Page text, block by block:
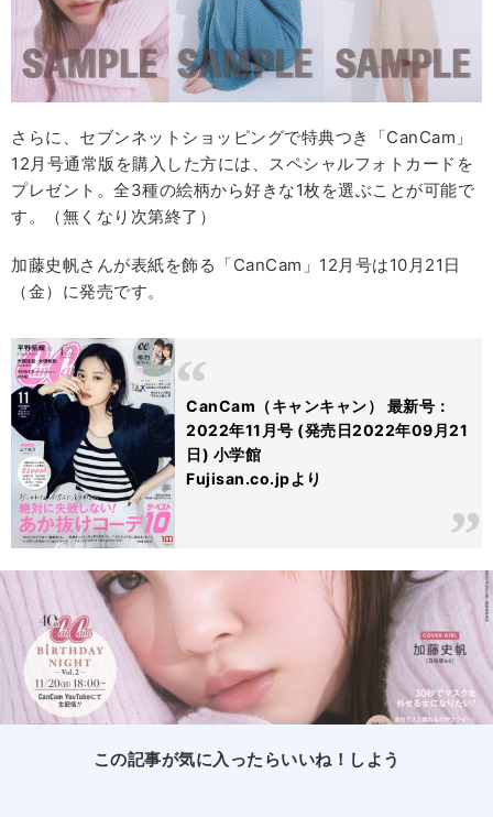
さらに、セブンネットショッピングで特典つき「CanCam」
12月号通常版を購入した方には、スペシャルフォトカードを
プレゼント。全3種の絵柄から好きな1枚を選ぶことが可能で
す。（無くなり次第終了）
加藤史帆さんが表紙を飾る「CanCam」12月号は10月21日
（金）に発売です。
CanCam（キャンキャン） 最新号：
2022年11月号 (発売日2022年09月21
日) 小学館
Fujisan.co.jpより
この記事が気に入ったらいいね！しよう